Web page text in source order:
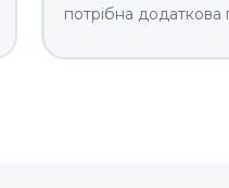
потрібна додаткова